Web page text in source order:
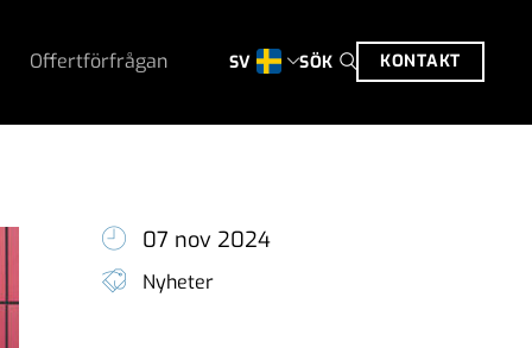
Offertförfrågan SV SÖK KONTAKT
07 nov 2024
Nyheter